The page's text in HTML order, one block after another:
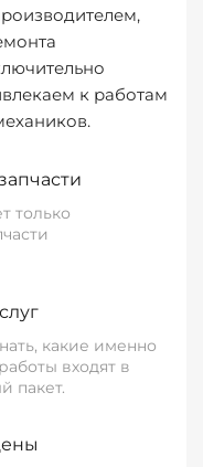
к работам
только
какие именно
входят в
пакет.